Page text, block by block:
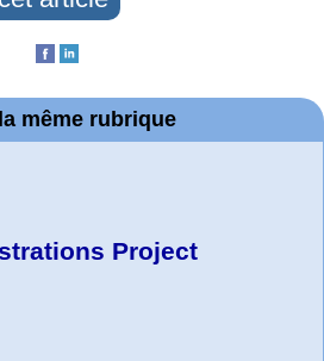
même rubrique
Project